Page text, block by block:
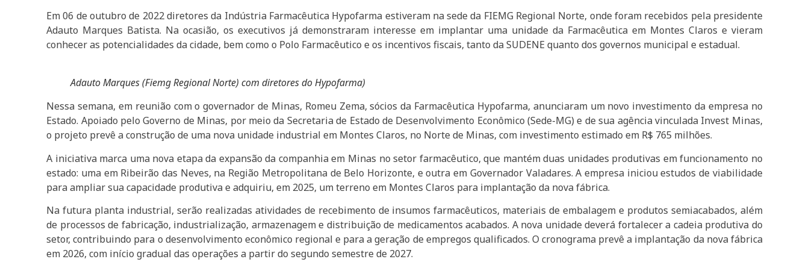
Em 06 de outubro de 2022 diretores da Indústria Farmacêutica Hypofarma estiveram na sede da FIEMG Regional Norte, onde foram recebidos pela presidente
Adauto Marques Batista. Na ocasião, os executivos já demonstraram interesse em implantar uma unidade da Farmacêutica em Montes Claros e vieram
conhecer as potencialidades da cidade, bem como o Polo Farmacêutico e os incentivos fiscais, tanto da SUDENE quanto dos governos municipal e estadual.
Adauto Marques (Fiemg Regional Norte) com diretores do Hypofarma)
Nessa semana, em reunião com o governador de Minas, Romeu Zema, sócios da Farmacêutica Hypofarma, anunciaram um novo investimento da empresa no
Estado. Apoiado pelo Governo de Minas, por meio da Secretaria de Estado de Desenvolvimento Econômico (Sede-MG) e de sua agência vinculada Invest Minas,
o projeto prevê a construção de uma nova unidade industrial em Montes Claros, no Norte de Minas, com investimento estimado em R$ 765 milhões.
A iniciativa marca uma nova etapa da expansão da companhia em Minas no setor farmacêutico, que mantém duas unidades produtivas em funcionamento no
estado: uma em Ribeirão das Neves, na Região Metropolitana de Belo Horizonte, e outra em Governador Valadares. A empresa iniciou estudos de viabilidade
para ampliar sua capacidade produtiva e adquiriu, em 2025, um terreno em Montes Claros para implantação da nova fábrica.
Na futura planta industrial, serão realizadas atividades de recebimento de insumos farmacêuticos, materiais de embalagem e produtos semiacabados, além
de processos de fabricação, industrialização, armazenagem e distribuição de medicamentos acabados. A nova unidade deverá fortalecer a cadeia produtiva do
setor, contribuindo para o desenvolvimento econômico regional e para a geração de empregos qualificados. O cronograma prevê a implantação da nova fábrica
em 2026, com início gradual das operações a partir do segundo semestre de 2027.